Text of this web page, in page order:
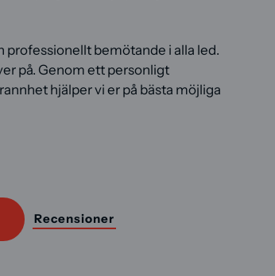
professionellt bemötande i alla led.
på. Genom ett personligt
hjälper vi er på bästa möjliga
Recensioner